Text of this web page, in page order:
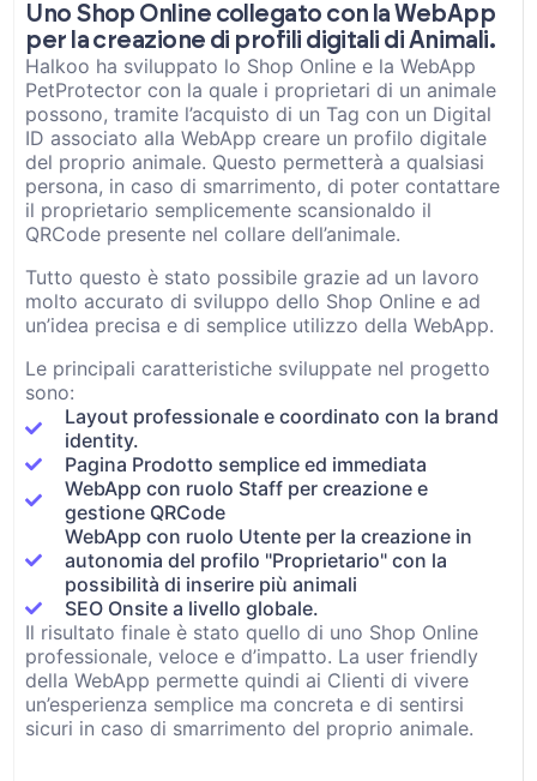
Uno Shop Online collegato con la WebApp
per la creazione di profili digitali di Animali.
Halkoo ha sviluppato lo Shop Online e la WebApp
PetProtector con la quale i proprietari di un animale
possono, tramite l’acquisto di un Tag con un Digital
ID associato alla WebApp creare un profilo digitale
del proprio animale. Questo permetterà a qualsiasi
persona, in caso di smarrimento, di poter contattare
il proprietario semplicemente scansionaldo il
QRCode presente nel collare dell’animale.
Tutto questo è stato possibile grazie ad un lavoro
molto accurato di sviluppo dello Shop Online e ad
un’idea precisa e di semplice utilizzo della WebApp.
Le principali caratteristiche sviluppate nel progetto
sono:
Layout professionale e coordinato con la brand
identity.
Pagina Prodotto semplice ed immediata
WebApp con ruolo Staff per creazione e
gestione QRCode
WebApp con ruolo Utente per la creazione in
autonomia del profilo "Proprietario" con la
possibilità di inserire più animali
SEO Onsite a livello globale.
Il risultato finale è stato quello di uno Shop Online
professionale, veloce e d’impatto. La user friendly
della WebApp permette quindi ai Clienti di vivere
un’esperienza semplice ma concreta e di sentirsi
sicuri in caso di smarrimento del proprio animale.